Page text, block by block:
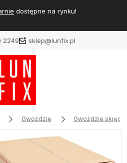
dostępne na rynku!
2249 sklep@lunfix.pl
Gwoździe Gwoździe